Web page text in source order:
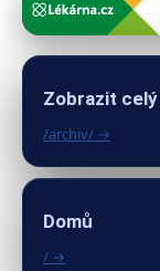
Zobrazit
/archiv/ →
Domů
/ →